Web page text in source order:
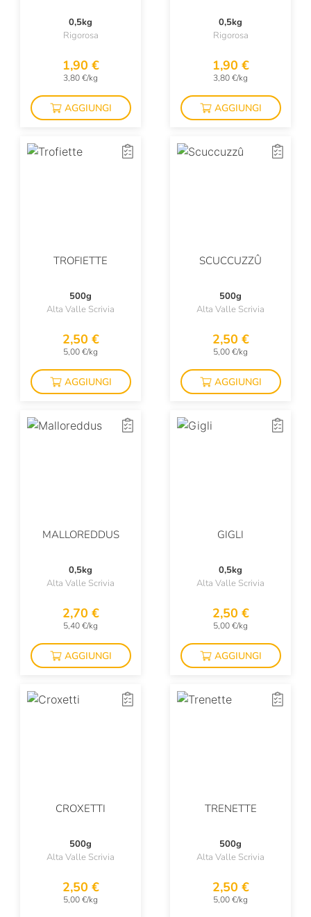
0,5kg
Rigorosa
1,90 €
3,80 €/kg
AGGIUNGI
0,5kg
Rigorosa
1,90 €
3,80 €/kg
AGGIUNGI
TROFIETTE
500g
Alta Valle Scrivia
2,50 €
5,00 €/kg
AGGIUNGI
SCUCCUZZÛ
500g
Alta Valle Scrivia
2,50 €
5,00 €/kg
AGGIUNGI
MALLOREDDUS
0,5kg
Alta Valle Scrivia
2,70 €
5,40 €/kg
AGGIUNGI
GIGLI
0,5kg
Alta Valle Scrivia
2,50 €
5,00 €/kg
AGGIUNGI
CROXETTI
500g
Alta Valle Scrivia
2,50 €
5,00 €/kg
TRENETTE
500g
Alta Valle Scrivia
2,50 €
5,00 €/kg